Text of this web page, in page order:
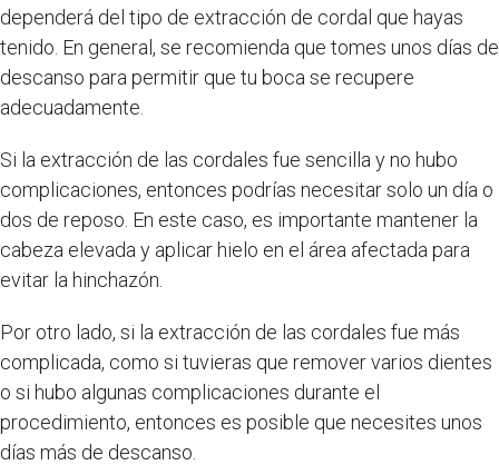
dependerá del tipo de extracción de cordal que hayas
tenido. En general, se recomienda que tomes unos días de
descanso para permitir que tu boca se recupere
adecuadamente.
Si la extracción de las cordales fue sencilla y no hubo
complicaciones, entonces podrías necesitar solo un día o
dos de reposo. En este caso, es importante mantener la
cabeza elevada y aplicar hielo en el área afectada para
evitar la hinchazón.
Por otro lado, si la extracción de las cordales fue más
complicada, como si tuvieras que remover varios dientes
o si hubo algunas complicaciones durante el
procedimiento, entonces es posible que necesites unos
días más de descanso.